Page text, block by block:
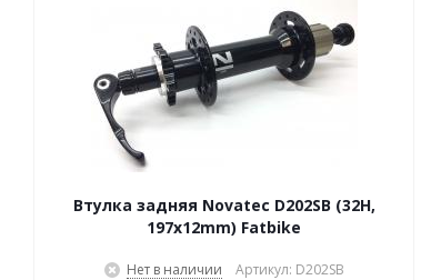
Втулка задняя Novatec D202SB (32H,
197x12mm) Fatbike
Нет в наличии Артикул: D202SB